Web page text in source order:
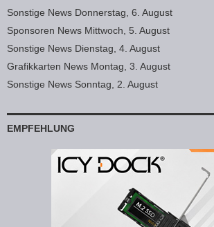
Sonstige News Donnerstag, 6. August
Sponsoren News Mittwoch, 5. August
Sonstige News Dienstag, 4. August
Grafikkarten News Montag, 3. August
Sonstige News Sonntag, 2. August
EMPFEHLUNG